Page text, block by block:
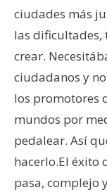
ciudades más
las dificultades,
crear.
ciudadanos y
los promotores
mundos por
pedalear. Así
hacerlo.El éxito
pasa, complejo